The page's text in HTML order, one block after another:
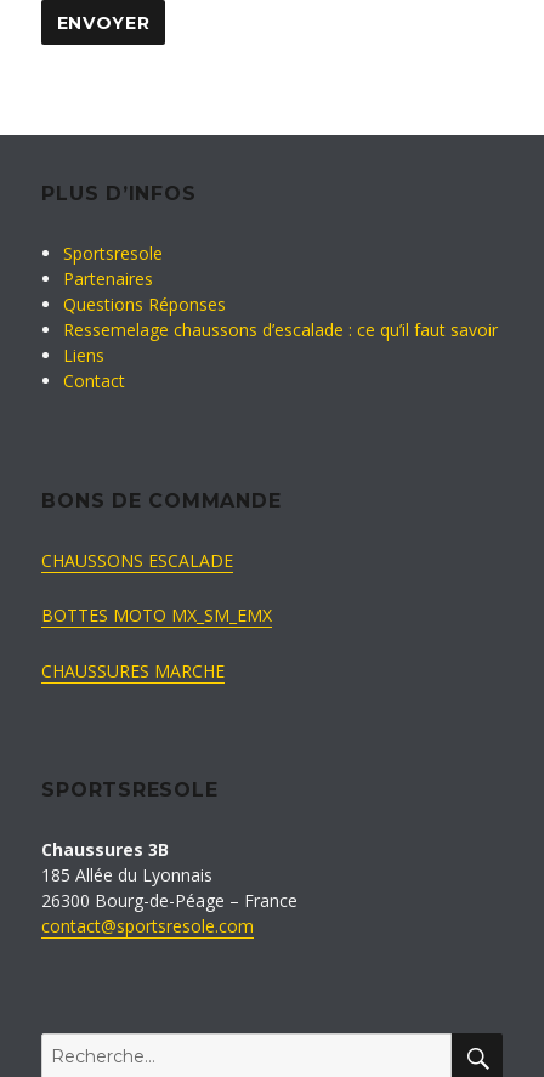
PLUS D’INFOS
Sportsresole
Partenaires
Questions Réponses
Ressemelage chaussons d’escalade : ce qu’il faut savoir
Liens
Contact
BONS DE COMMANDE
CHAUSSONS ESCALADE
BOTTES MOTO MX_SM_EMX
CHAUSSURES MARCHE
SPORTSRESOLE
Chaussures 3B
185 Allée du Lyonnais
26300 Bourg-de-Péage – France
contact@sportsresole.com
Recherche
pour :